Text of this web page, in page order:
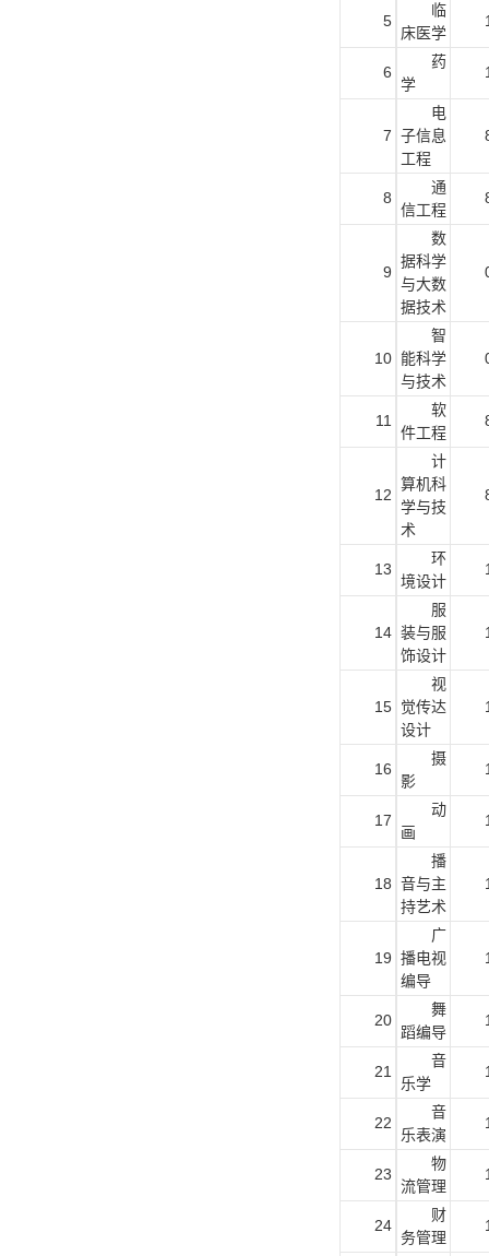
5
临
床医学
6
药
学
7
电
子信息
工程
8
通
信工程
9
数
据科学
与大数
据技术
10
智
能科学
与技术
11
软
件工程
12
计
算机科
学与技
术
13
环
境设计
14
服
装与服
饰设计
15
视
觉传达
设计
16
摄
影
17
动
画
18
播
音与主
持艺术
19
广
播电视
编导
20
舞
蹈编导
21
音
乐学
22
音
乐表演
23
物
流管理
24
财
务管理